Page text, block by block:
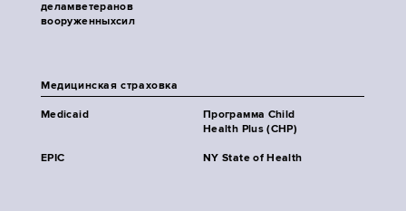
деламветеранов
вооруженныхсил
Медицинская страховка
Medicaid
Программа Child
Health Plus (CHP)
EPIC NY State of Health